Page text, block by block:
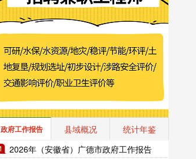
政府工作报告 县域概况
统计年鉴
2026年（安徽省）广德市政府工作报告